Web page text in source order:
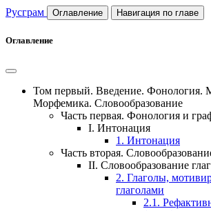
Русграм Оглавление Навигация по главе
Оглавление
Том первый. Введение. Фонология.
Морфемика. Словообразование
Часть первая. Фонология и
I. Интонация
1. Интонация
Часть вторая.
II. Словообразование
2. Глаголы,
глаголами
2.1.